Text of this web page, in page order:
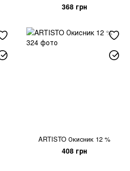
368 грн
ARTISTO Окисник 12 %
408 грн